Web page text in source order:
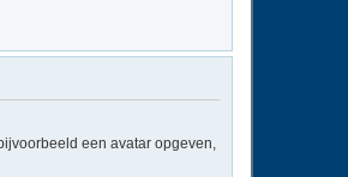
een avatar opgeven,